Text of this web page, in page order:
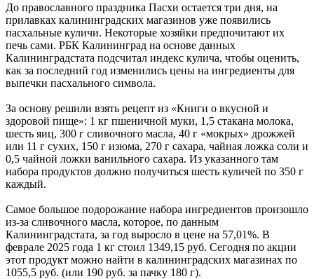
До православного праздника Пасхи остается три дня, на
прилавках калининградских магазинов уже появились
пасхальные куличи. Некоторые хозяйки предпочитают их
печь сами. РБК Калининград на основе данных
Калининградстата подсчитал индекс кулича, чтобы оценить,
как за последний год изменились цены на ингредиенты для
выпечки пасхального символа.
За основу решили взять рецепт из «Книги о вкусной и
здоровой пище»: 1 кг пшеничной муки, 1,5 стакана молока,
шесть яиц, 300 г сливочного масла, 40 г «мокрых» дрожжей
или 11 г сухих, 150 г изюма, 270 г сахара, чайная ложка соли и
0,5 чайной ложки ванильного сахара. Из указанного там
набора продуктов должно получиться шесть куличей по 350 г
каждый.
Самое большое подорожание набора ингредиентов произошло
из-за сливочного масла, которое, по данным
Калининградстата, за год выросло в цене на 57,01%. В
феврале 2025 года 1 кг стоил 1349,15 руб. Сегодня по акции
этот продукт можно найти в калининградских магазинах по
1055,5 руб. (или 190 руб. за пачку 180 г).